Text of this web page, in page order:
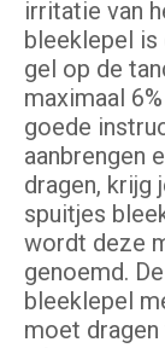
irritatie van
bleeklepel is
gel op de
maximaal
goede
aanbrengen
dragen, krijg
spuitjes
wordt deze
genoemd.
bleeklepel
moet